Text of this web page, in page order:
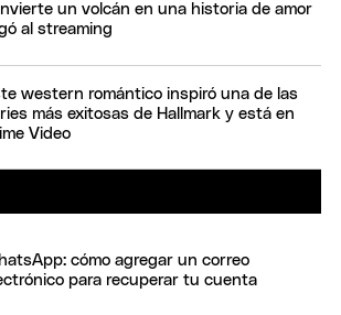
un volcán en una historia de amor
al streaming
western romántico inspiró una de las
más exitosas de Hallmark y está en
Video
cómo agregar un correo
para recuperar tu cuenta